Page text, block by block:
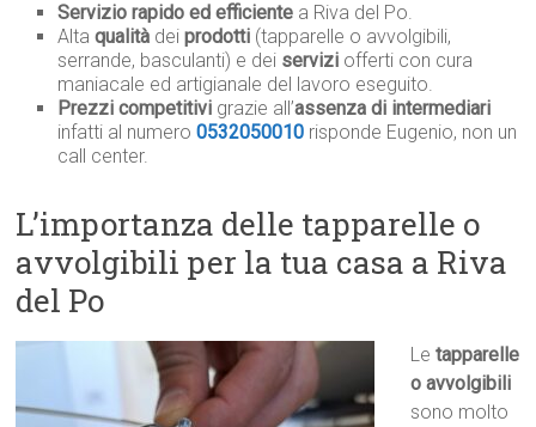
Servizio rapido ed efficiente a Riva del Po.
Altaqualità deiprodotti (tapparelle o avvolgibili,
serrande, basculanti) e dei servizi offerti con cura
maniacale ed artigianale del lavoro eseguito.
Prezzi competitivi grazie all’assenza di intermediari
infatti al numero0532050010 risponde Eugenio, non un
call center.
L’importanza delle tapparelle o
avvolgibili per la tua casa a Riva
del Po
Letapparelle
o avvolgibili
sono molto